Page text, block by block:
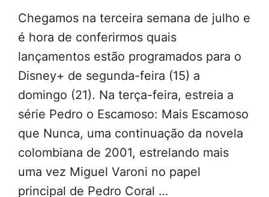
Chegamos na terceira semana de julho e
é hora de conferirmos quais
lançamentos estão programados para o
Disney+ de segunda-feira (15) a
domingo (21). Na terça-feira, estreia a
série Pedro o Escamoso: Mais Escamoso
que Nunca, uma continuação da novela
colombiana de 2001, estrelando mais
uma vez Miguel Varoni no papel
principal de Pedro Coral …